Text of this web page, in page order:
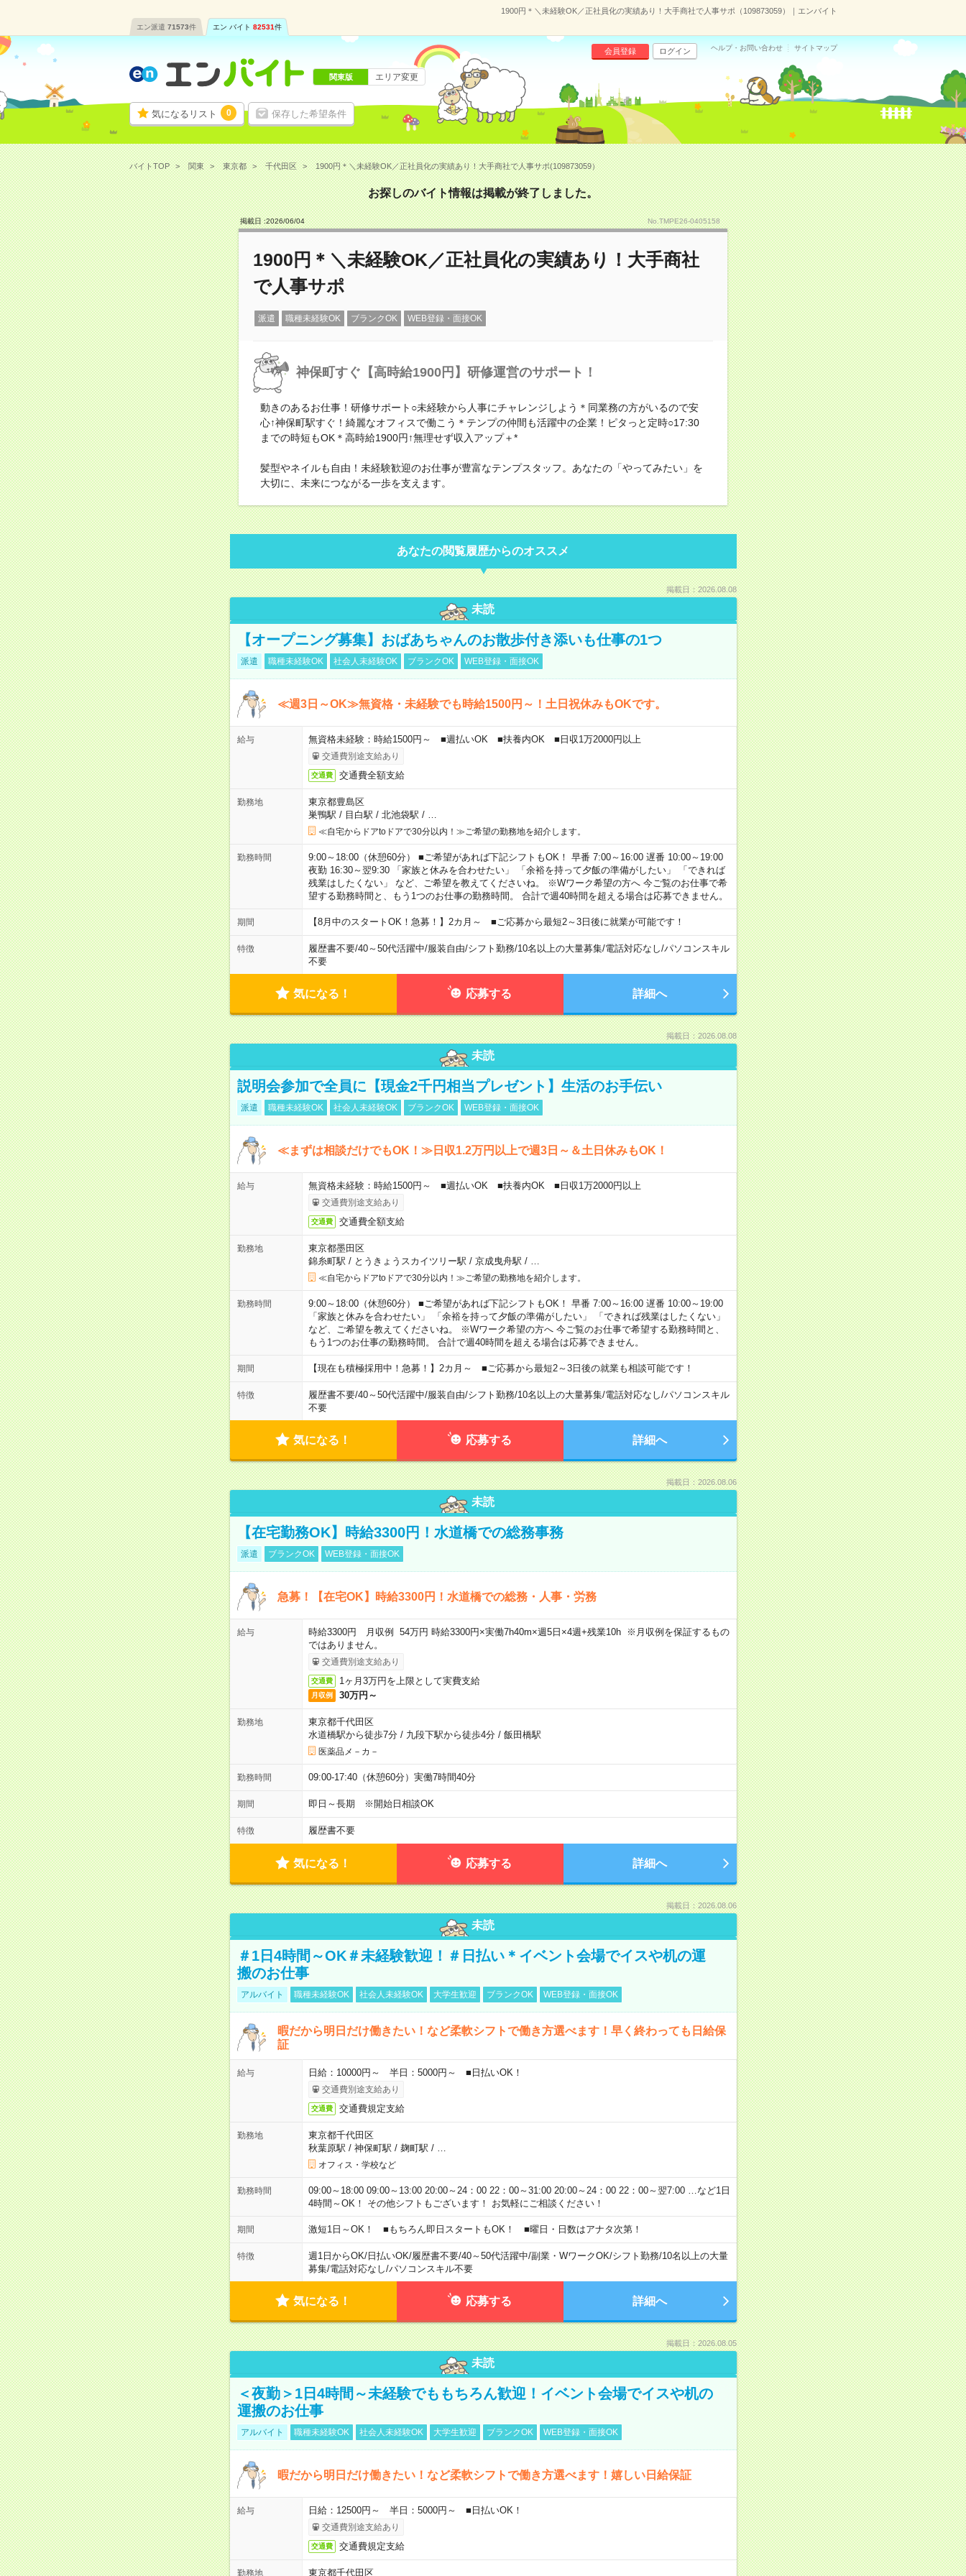
1900円＊＼未経験OK／正社員化の実績あり！大手商社で人事サポ（109873059）｜エンバイト
エン派遣 71573件 エン バイト 82531件
気になるリスト 0 保存した希望条件
会員登録 ログイン ヘルプ・お問い合わせ サイトマップ
関東版 エリア変更
バイトTOP 関東 東京都 千代田区 1900円＊＼未経験OK／正社員化の実績あり！大手商社で人事サポ(109873059）
お探しのバイト情報は掲載が終了しました。
掲載日 :2026/06/04 No.TMPE26-0405158
1900円＊＼未経験OK／正社員化の実績あり！大手商社
で人事サポ
派遣 職種未経験OK ブランクOK WEB登録・面接OK
神保町すぐ【高時給1900円】研修運営のサポート！
動きのあるお仕事！研修サポート○未経験から人事にチャレンジしよう＊同業務の方がいるので安
心↑神保町駅すぐ！綺麗なオフィスで働こう＊テンプの仲間も活躍中の企業！ピタっと定時○17:30
までの時短もOK＊高時給1900円↑無理せず収入アップ＋*
髪型やネイルも自由！未経験歓迎のお仕事が豊富なテンプスタッフ。あなたの「やってみたい」を
大切に、未来につながる一歩を支えます。
あなたの閲覧履歴からのオススメ
掲載日：2026.08.08
未読
【オープニング募集】おばあちゃんのお散歩付き添いも仕事の1つ
派遣 職種未経験OK 社会人未経験OK ブランクOK WEB登録・面接OK
≪週3日～OK≫無資格・未経験でも時給1500円～！土日祝休みもOKです。
給与 無資格未経験：時給1500円～ ■週払いOK ■扶養内OK ■日収1万2000円以上
交通費別途支給あり
交通費 交通費全額支給
勤務地
東京都豊島区
巣鴨駅 / 目白駅 / 北池袋駅 /
≪自宅からドアtoドアで30分以内！≫ご希望の勤務地を紹介します。
勤務時間
9:00～18:00（休憩60分） ■ご希望があれば下記シフトもOK！ 早番 7:00～16:00 遅番 10:00～19:00
夜勤 16:30～翌9:30 「家族と休みを合わせたい」 「余裕を持って夕飯の準備がしたい」 「できれば
残業はしたくない」 など、ご希望を教えてくださいね。 ※Wワーク希望の方へ 今ご覧のお仕事で希
望する勤務時間と、もう1つのお仕事の勤務時間。 合計で週40時間を超える場合は応募できません。
期間 【8月中のスタートOK！急募！】2カ月～ ■ご応募から最短2～3日後に就業が可能です！
特徴 履歴書不要/40～50代活躍中/服装自由/シフト勤務/10名以上の大量募集/電話対応なし/パソコンスキル
不要
気になる！ 応募する 詳細へ
掲載日：2026.08.08
未読
説明会参加で全員に【現金2千円相当プレゼント】生活のお手伝い
派遣 職種未経験OK 社会人未経験OK ブランクOK WEB登録・面接OK
≪まずは相談だけでもOK！≫日収1.2万円以上で週3日～＆土日休みもOK！
給与 無資格未経験：時給1500円～ ■週払いOK ■扶養内OK ■日収1万2000円以上
交通費別途支給あり
交通費 交通費全額支給
勤務地
東京都墨田区
錦糸町駅 / とうきょうスカイツリー駅 / 京成曳舟駅 /
≪自宅からドアtoドアで30分以内！≫ご希望の勤務地を紹介します。
勤務時間
9:00～18:00（休憩60分） ■ご希望があれば下記シフトもOK！ 早番 7:00～16:00 遅番 10:00～19:00
「家族と休みを合わせたい」 「余裕を持って夕飯の準備がしたい」 「できれば残業はしたくない」
など、ご希望を教えてくださいね。 ※Wワーク希望の方へ 今ご覧のお仕事で希望する勤務時間と、
もう1つのお仕事の勤務時間。 合計で週40時間を超える場合は応募できません。
期間 【現在も積極採用中！急募！】2カ月～ ■ご応募から最短2～3日後の就業も相談可能です！
特徴 履歴書不要/40～50代活躍中/服装自由/シフト勤務/10名以上の大量募集/電話対応なし/パソコンスキル
不要
気になる！ 応募する 詳細へ
掲載日：2026.08.06
未読
【在宅勤務OK】時給3300円！水道橋での総務事務
派遣 ブランクOK WEB登録・面接OK
急募！【在宅OK】時給3300円！水道橋での総務・人事・労務
給与
時給3300円 月収例 54万円 時給3300円×実働7h40m×週5日×4週+残業10h ※月収例を保証するもの
ではありません。
交通費別途支給あり
交通費 1ヶ月3万円を上限として実費支給
月収例 30万円～
勤務地
東京都千代田区
水道橋駅から徒歩7分/ 九段下駅から徒歩4分/ 飯田橋駅
医薬品メ－カ－
勤務時間 09:00-17:40（休憩60分）実働7時間40分
期間 即日～長期 ※開始日相談OK
特徴 履歴書不要
気になる！ 応募する 詳細へ
掲載日：2026.08.06
未読
＃1日4時間～OK＃未経験歓迎！＃日払い＊イベント会場でイスや机の運
搬のお仕事
アルバイト 職種未経験OK 社会人未経験OK 大学生歓迎 ブランクOK WEB登録・面接OK
暇だから明日だけ働きたい！など柔軟シフトで働き方選べます！早く終わっても日給保
証
給与 日給：10000円～ 半日：5000円～ ■日払いOK！
交通費別途支給あり
交通費 交通費規定支給
勤務地
東京都千代田区
秋葉原駅 / 神保町駅 / 麹町駅 /
オフィス・学校など
勤務時間
09:00～18:00 09:00～13:00 20:00～24：00 22：00～31:00 20:00～24：00 22：00～翌7:00 …など1日
4時間～OK！ その他シフトもございます！ お気軽にご相談ください！
期間 激短1日～OK！ ■もちろん即日スタートもOK！ ■曜日・日数はアナタ次第！
特徴 週1日からOK/日払いOK/履歴書不要/40～50代活躍中/副業・WワークOK/シフト勤務/10名以上の大量
募集/電話対応なし/パソコンスキル不要
気になる！ 応募する 詳細へ
掲載日：2026.08.05
未読
＜夜勤＞1日4時間～未経験でももちろん歓迎！イベント会場でイスや机の
運搬のお仕事
アルバイト 職種未経験OK 社会人未経験OK 大学生歓迎 ブランクOK WEB登録・面接OK
暇だから明日だけ働きたい！など柔軟シフトで働き方選べます！嬉しい日給保証
給与 日給：12500円～ 半日：5000円～ ■日払いOK！
交通費別途支給あり
交通費 交通費規定支給
勤務地 東京都千代田区